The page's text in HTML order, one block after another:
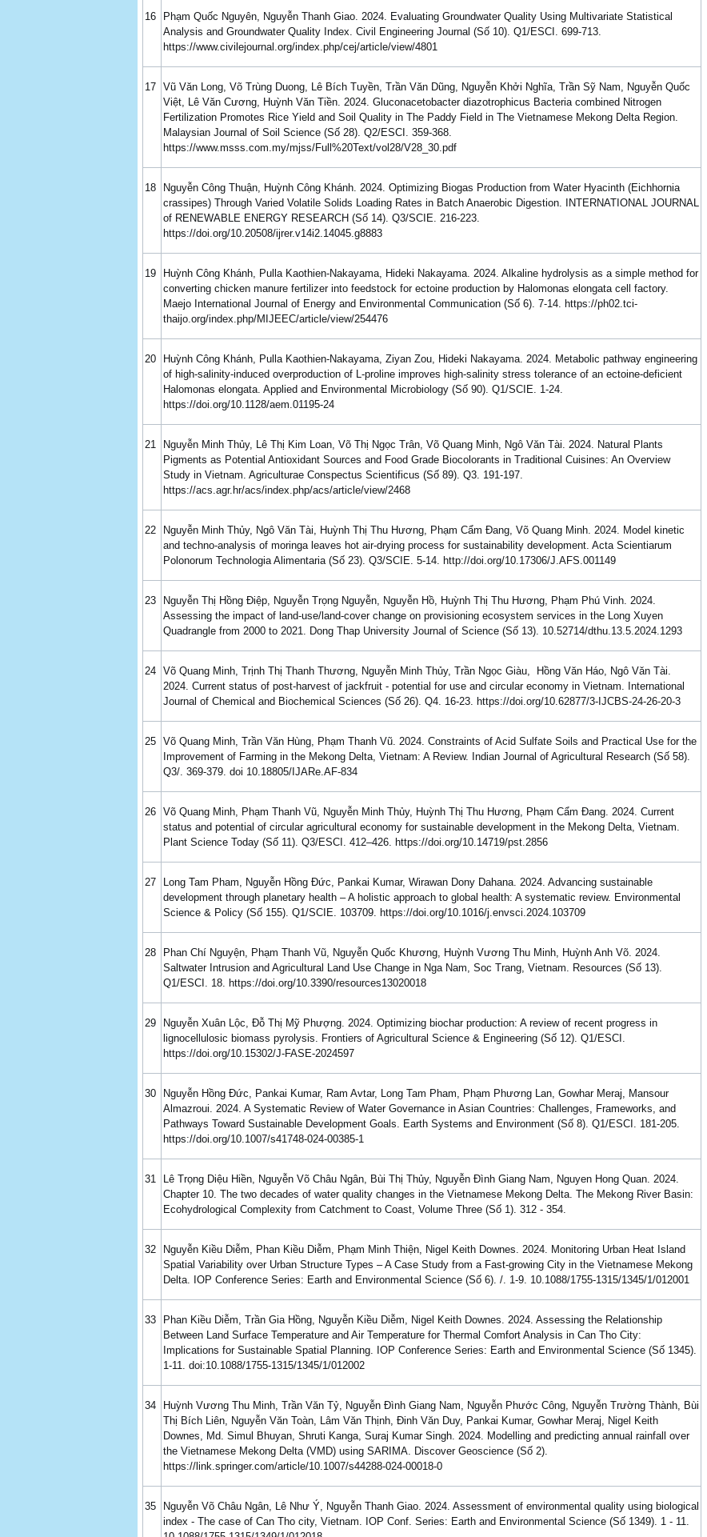
16
Phạm Quốc Nguyên, Nguyễn Thanh Giao. 2024. Evaluating Groundwater Quality Using Multivariate Statistical
Analysis and Groundwater Quality Index. Civil Engineering Journal (Số 10). Q1/ESCI. 699-713.
https://www.civilejournal.org/index.php/cej/article/view/4801
17 Vũ Văn Long, Võ Trùng Duong, Lê Bích Tuyền, Trần Văn Dũng, Nguyễn Khởi Nghĩa, Trần Sỹ Nam, Nguyễn Quốc
Việt, Lê Văn Cương, Huỳnh Văn Tiền. 2024. Gluconacetobacter diazotrophicus Bacteria combined Nitrogen
Fertilization Promotes Rice Yield and Soil Quality in The Paddy Field in The Vietnamese Mekong Delta Region.
Malaysian Journal of Soil Science (Số 28). Q2/ESCI. 359-368.
https://www.msss.com.my/mjss/Full%20Text/vol28/V28_30.pdf
18
Nguyễn Công Thuận, Huỳnh Công Khánh. 2024. Optimizing Biogas Production from Water Hyacinth (Eichhornia
crassipes) Through Varied Volatile Solids Loading Rates in Batch Anaerobic Digestion. INTERNATIONAL JOURNAL
of RENEWABLE ENERGY RESEARCH (Số 14). Q3/SCIE. 216-223.
https://doi.org/10.20508/ijrer.v14i2.14045.g8883
19
Huỳnh Công Khánh, Pulla Kaothien-Nakayama, Hideki Nakayama. 2024. Alkaline hydrolysis as a simple method for
converting chicken manure fertilizer into feedstock for ectoine production by Halomonas elongata cell factory.
Maejo International Journal of Energy and Environmental Communication (Số 6). 7-14. https://ph02.tci-
thaijo.org/index.php/MIJEEC/article/view/254476
20
Huỳnh Công Khánh, Pulla Kaothien-Nakayama, Ziyan Zou, Hideki Nakayama. 2024. Metabolic pathway engineering
of high-salinity-induced overproduction of L-proline improves high-salinity stress tolerance of an ectoine-deficient
Halomonas elongata. Applied and Environmental Microbiology (Số 90). Q1/SCIE. 1-24.
https://doi.org/10.1128/aem.01195-24
21
Nguyễn Minh Thủy, Lê Thị Kim Loan, Võ Thị Ngọc Trân, Võ Quang Minh, Ngô Văn Tài. 2024. Natural Plants
Pigments as Potential Antioxidant Sources and Food Grade Biocolorants in Traditional Cuisines: An Overview
Study in Vietnam. Agriculturae Conspectus Scientificus (Số 89). Q3. 191-197.
https://acs.agr.hr/acs/index.php/acs/article/view/2468
22
Nguyễn Minh Thủy, Ngô Văn Tài, Huỳnh Thị Thu Hương, Phạm Cẩm Đang, Võ Quang Minh. 2024. Model kinetic
and techno-analysis of moringa leaves hot air-drying process for sustainability development. Acta Scientiarum
Polonorum Technologia Alimentaria (Số 23). Q3/SCIE. 5-14. http://doi.org/10.17306/J.AFS.001149
23
Nguyễn Thị Hồng Điệp, Nguyễn Trọng Nguyễn, Nguyễn Hồ, Huỳnh Thị Thu Hương, Phạm Phú Vinh. 2024.
Assessing the impact of land-use/land-cover change on provisioning ecosystem services in the Long Xuyen
Quadrangle from 2000 to 2021. Dong Thap University Journal of Science (Số 13). 10.52714/dthu.13.5.2024.1293
24 Võ Quang Minh, Trịnh Thị Thanh Thương, Nguyễn Minh Thủy, Trần Ngọc Giàu, Hồng Văn Háo, Ngô Văn Tài.
2024. Current status of post-harvest of jackfruit - potential for use and circular economy in Vietnam. International
Journal of Chemical and Biochemical Sciences (Số 26). Q4. 16-23. https://doi.org/10.62877/3-IJCBS-24-26-20-3
25 Võ Quang Minh, Trần Văn Hùng, Phạm Thanh Vũ. 2024. Constraints of Acid Sulfate Soils and Practical Use for the
Improvement of Farming in the Mekong Delta, Vietnam: A Review. Indian Journal of Agricultural Research (Số 58).
Q3/. 369-379. doi 10.18805/IJARe.AF-834
26 Võ Quang Minh, Phạm Thanh Vũ, Nguyễn Minh Thủy, Huỳnh Thị Thu Hương, Phạm Cẩm Đang. 2024. Current
status and potential of circular agricultural economy for sustainable development in the Mekong Delta, Vietnam.
Plant Science Today (Số 11). Q3/ESCI. 412–426. https://doi.org/10.14719/pst.2856
27
Long Tam Pham, Nguyễn Hồng Đức, Pankai Kumar, Wirawan Dony Dahana. 2024. Advancing sustainable
development through planetary health – A holistic approach to global health: A systematic review. Environmental
Science & Policy (Số 155). Q1/SCIE. 103709. https://doi.org/10.1016/j.envsci.2024.103709
28
Phan Chí Nguyện, Phạm Thanh Vũ, Nguyễn Quốc Khương, Huỳnh Vương Thu Minh, Huỳnh Anh Võ. 2024.
Saltwater Intrusion and Agricultural Land Use Change in Nga Nam, Soc Trang, Vietnam. Resources (Số 13).
Q1/ESCI. 18. https://doi.org/10.3390/resources13020018
29
Nguyễn Xuân Lộc, Đỗ Thị Mỹ Phượng. 2024. Optimizing biochar production: A review of recent progress in
lignocellulosic biomass pyrolysis. Frontiers of Agricultural Science & Engineering (Số 12). Q1/ESCI.
https://doi.org/10.15302/J-FASE-2024597
30
Nguyễn Hồng Đức, Pankai Kumar, Ram Avtar, Long Tam Pham, Phạm Phương Lan, Gowhar Meraj, Mansour
Almazroui. 2024. A Systematic Review of Water Governance in Asian Countries: Challenges, Frameworks, and
Pathways Toward Sustainable Development Goals. Earth Systems and Environment (Số 8). Q1/ESCI. 181-205.
https://doi.org/10.1007/s41748-024-00385-1
31
Lê Trọng Diệu Hiền, Nguyễn Võ Châu Ngân, Bùi Thị Thủy, Nguyễn Đình Giang Nam, Nguyen Hong Quan. 2024.
Chapter 10. The two decades of water quality changes in the Vietnamese Mekong Delta. The Mekong River Basin:
Ecohydrological Complexity from Catchment to Coast, Volume Three (Số 1). 312 - 354.
32
Nguyễn Kiều Diễm, Phan Kiều Diễm, Phạm Minh Thiện, Nigel Keith Downes. 2024. Monitoring Urban Heat Island
Spatial Variability over Urban Structure Types – A Case Study from a Fast-growing City in the Vietnamese Mekong
Delta. IOP Conference Series: Earth and Environmental Science (Số 6). /. 1-9. 10.1088/1755-1315/1345/1/012001
33
Phan Kiều Diễm, Trần Gia Hồng, Nguyễn Kiều Diễm, Nigel Keith Downes. 2024. Assessing the Relationship
Between Land Surface Temperature and Air Temperature for Thermal Comfort Analysis in Can Tho City:
Implications for Sustainable Spatial Planning. IOP Conference Series: Earth and Environmental Science (Số 1345).
1-11. doi:10.1088/1755-1315/1345/1/012002
34
Huỳnh Vương Thu Minh, Trần Văn Tỷ, Nguyễn Đình Giang Nam, Nguyễn Phước Công, Nguyễn Trường Thành, Bùi
Thị Bích Liên, Nguyễn Văn Toàn, Lâm Văn Thịnh, Đinh Văn Duy, Pankai Kumar, Gowhar Meraj, Nigel Keith
Downes, Md. Simul Bhuyan, Shruti Kanga, Suraj Kumar Singh. 2024. Modelling and predicting annual rainfall over
the Vietnamese Mekong Delta (VMD) using SARIMA. Discover Geoscience (Số 2).
https://link.springer.com/article/10.1007/s44288-024-00018-0
35
Nguyễn Võ Châu Ngân, Lê Như Ý, Nguyễn Thanh Giao. 2024. Assessment of environmental quality using biological
index - The case of Can Tho city, Vietnam. IOP Conf. Series: Earth and Environmental Science (Số 1349). 1 - 11.